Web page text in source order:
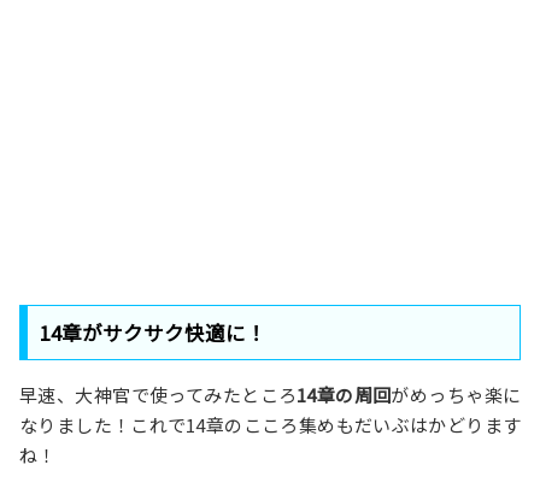
14章がサクサク快適に！
早速、大神官で使ってみたところ14章の周回がめっちゃ楽に
なりました！これで14章のこころ集めもだいぶはかどります
ね！